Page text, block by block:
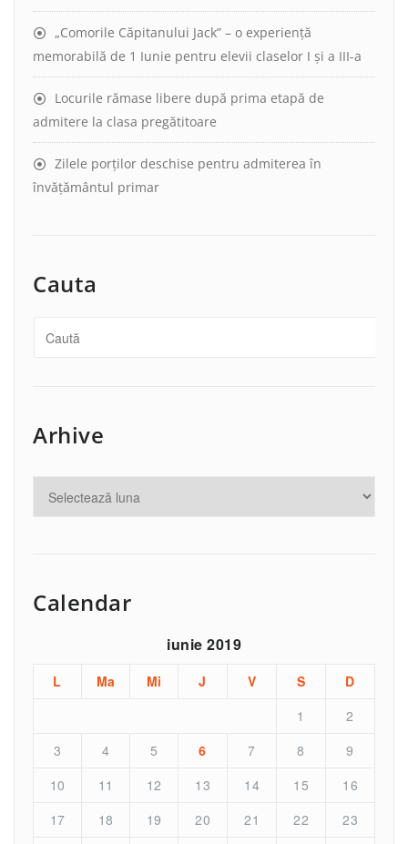
„Comorile Căpitanului Jack” – o experiență
memorabilă de 1 Iunie pentru elevii claselor I și a III-a
Locurile rămase libere după prima etapă de
admitere la clasa pregătitoare
Zilele porților deschise pentru admiterea în
învățământul primar
Cauta
Arhive
Calendar
iunie 2019
L Ma Mi J V S
D
1
2
3
4 5 6 7 8
9
10
11 12 13 14 15
16
17
18 19 20 21 22
23